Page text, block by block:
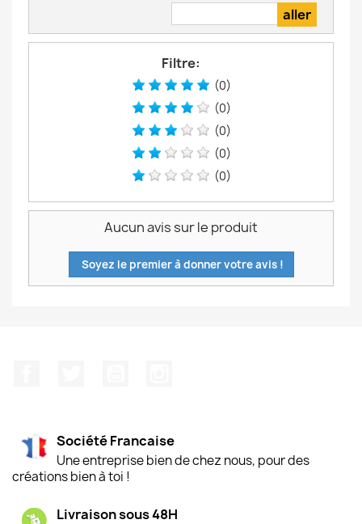
Filtre:
(0)
(0)
(0)
(0)
(0)
Aucun avis sur le produit
Soyez le premier à donner votre avis !
Société Francaise
Une entreprise bien de chez nous, pour des
créations bien à toi !
Livraison sous 48H